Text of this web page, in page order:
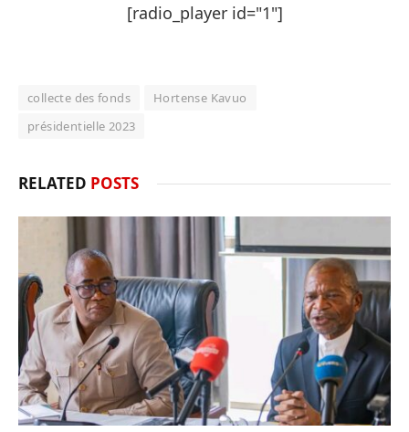
[radio_player id="1"]
collecte des fonds
Hortense Kavuo
présidentielle 2023
RELATED POSTS